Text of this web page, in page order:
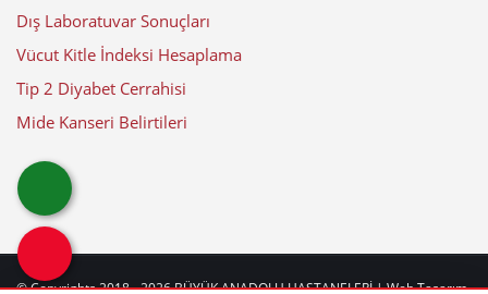
Dış Laboratuvar Sonuçları
Vücut Kitle İndeksi Hesaplama
Tip 2 Diyabet Cerrahisi
Mide Kanseri Belirtileri
© Copyrights 2018 - 2026BÜYÜK ANADOLU HASTANELERİ| Web Tasarım